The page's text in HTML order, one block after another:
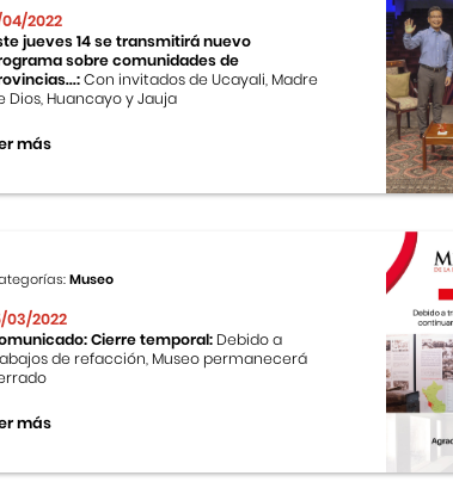
04/2022
jueves 14 se transmitirá nuevo
sobre comunidades de
Con invitados de Ucayali, Madre
Dios, Huancayo y Jauja
más
Museo
03/2022
Cierre temporal: Debido a
de refacción, Museo permanecerá
más